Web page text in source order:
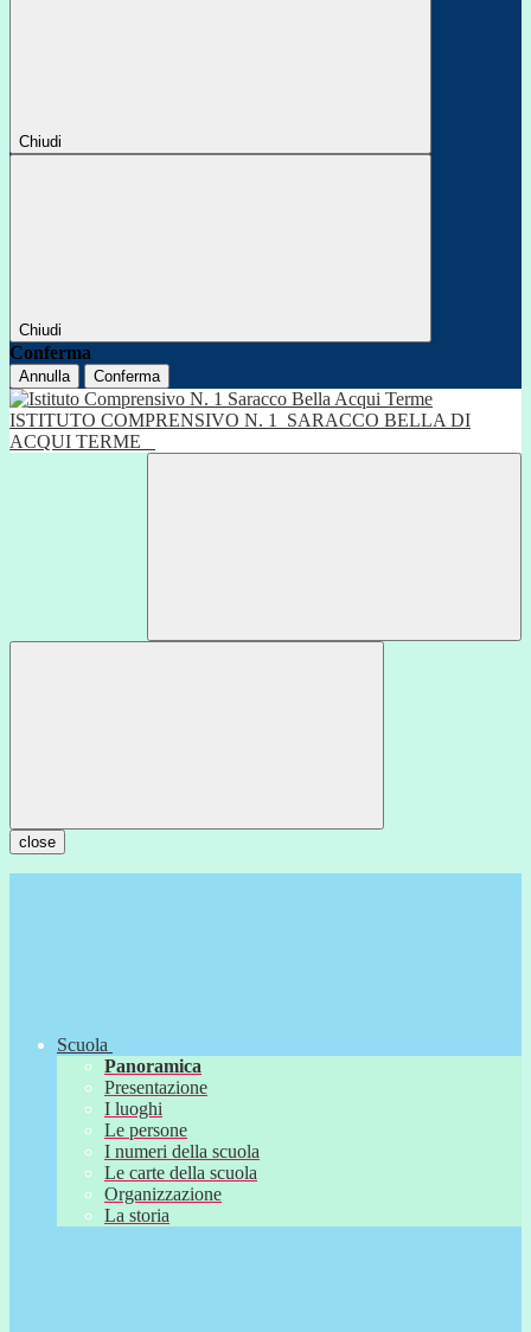
Chiudi
Chiudi
Conferma
Annulla Conferma
ISTITUTO COMPRENSIVO N. 1
SARACCO BELLA DI
ACQUI TERME
close
Scuola
Panoramica
Presentazione
I luoghi
Le persone
I numeri della scuola
Le carte della scuola
Organizzazione
La storia